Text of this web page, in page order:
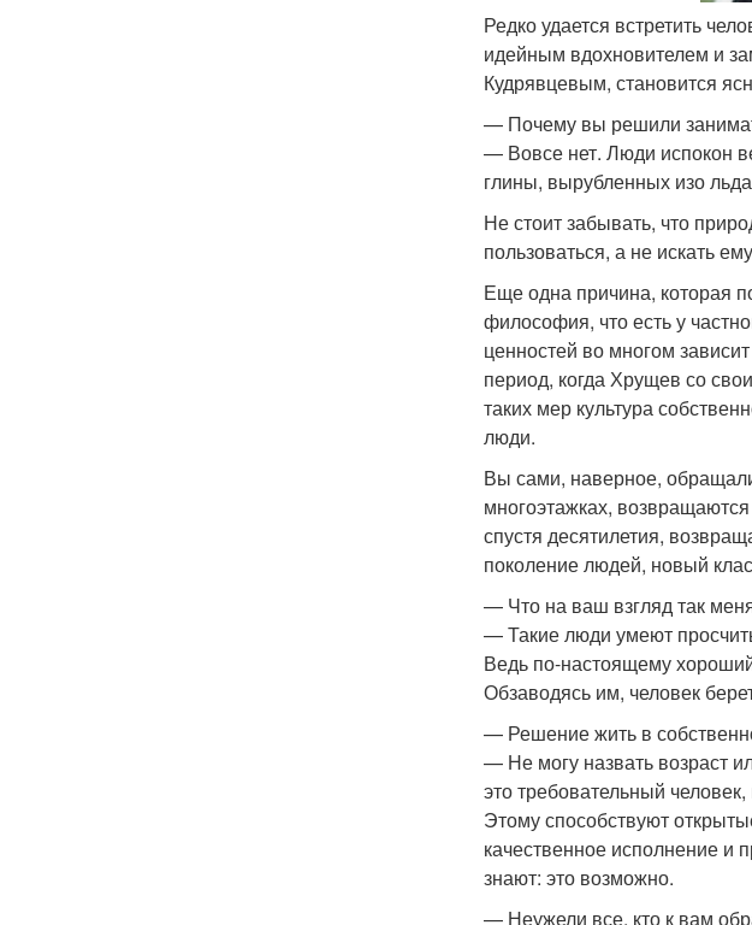
Редко удается встретить
идейным вдохновителем и
Кудрявцевым, становится
— Почему вы решили
— Вовсе нет. Люди испокон
глины, вырубленных изо
Не стоит забывать, что
пользоваться, а не искать
Еще одна причина, которая
философия, что есть у
ценностей во многом
период, когда Хрущев со
таких мер культура
люди.
Вы сами, наверное,
многоэтажках,
спустя десятилетия,
поколение людей, новый
— Что на ваш взгляд так
— Такие люди умеют
Ведь по-настоящему
Обзаводясь им, человек
— Решение жить в
— Не могу назвать возраст
это требовательный
Этому способствуют
качественное исполнение и
знают: это возможно.
— Неужели все, кто к вам